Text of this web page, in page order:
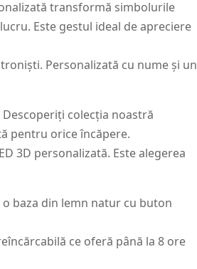
transformă simbolurile
Este gestul ideal de apreciere
Personalizată cu nume și un
colecția noastră
pentru orice încăpere.
3D personalizată. Este alegerea
o baza din lemn natur cu buton
ce oferă până la 8 ore